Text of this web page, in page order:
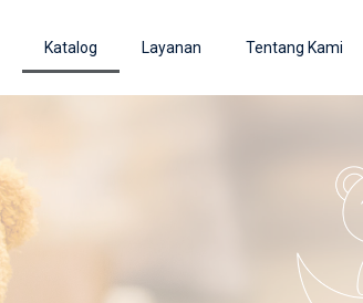
Katalog Layanan Tentang Kami